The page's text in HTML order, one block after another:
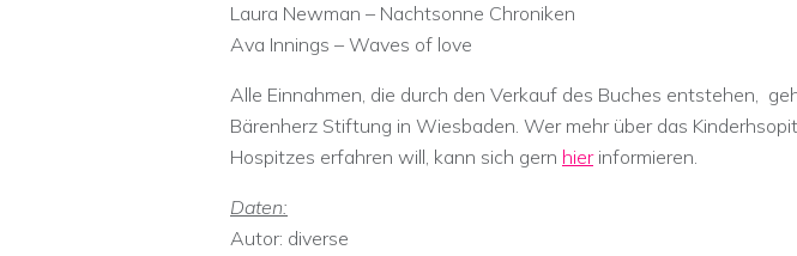
Laura Newman – Nachtsonne Chroniken
Ava Innings – Waves of love
Alle Einnahmen, die durch den Verkauf des Buches entstehen,
Bärenherz Stiftung in Wiesbaden. Wer mehr über das
Hospitzes erfahren will, kann sich gern hierinformieren.
Daten:
Autor: diverse